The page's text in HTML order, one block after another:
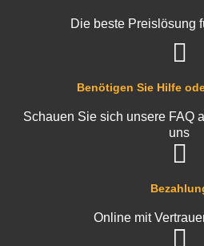
Online mit
Benötigen Sie Hilfe
Schauen Sie sich unsere FAQ
uns
Die beste Preislösung